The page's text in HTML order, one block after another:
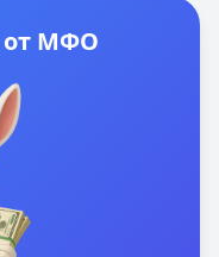
от МФО